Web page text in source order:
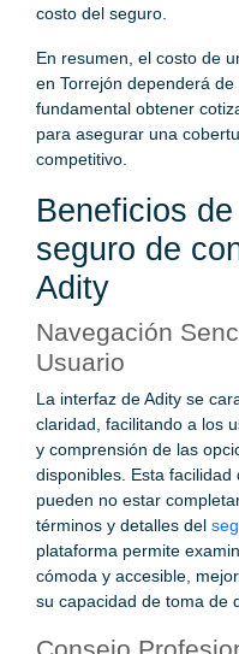
costo del seguro.
En resumen, el costo de
en Torrejón dependerá
fundamental obtener
para asegurar una
competitivo.
Beneficios
seguro de
Adity
Navegación
Usuario
La interfaz de Adity se
claridad, facilitando a los
y comprensión de las
disponibles. Esta
pueden no estar
términos y detalles del
plataforma permite
cómoda y accesible,
su capacidad de toma de